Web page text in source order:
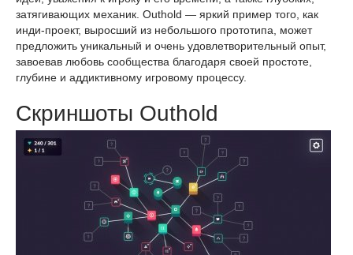
затягивающих механик. Outhold — яркий пример того, как
инди-проект, выросший из небольшого прототипа, может
предложить уникальный и очень удовлетворительный опыт,
завоевав любовь сообщества благодаря своей простоте,
глубине и аддиктивному игровому процессу.
Скриншоты Outhold